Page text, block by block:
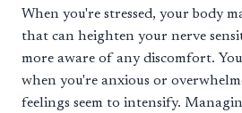
When you're stressed, your body
that can heighten your nerve
more aware of any discomfort.
when you're anxious or
feelings seem to intensify.